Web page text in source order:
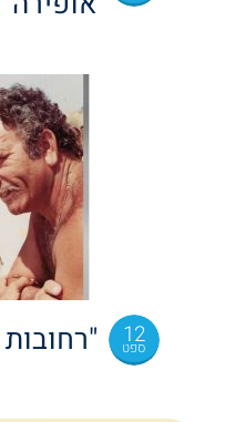
12
ספט